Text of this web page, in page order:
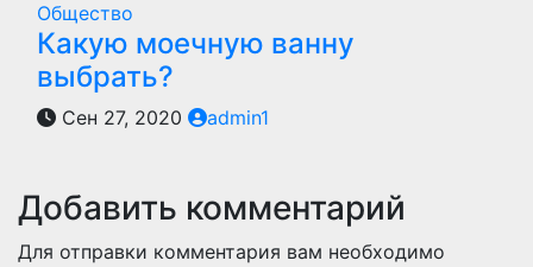
Общество
Какую моечную ванну
выбрать?
Сен 27, 2020 admin1
Добавить комментарий
Для отправки комментария вам необходимо